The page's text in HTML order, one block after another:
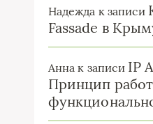
Надежда к записи
Fassade в
Анна к записи IP
Принцип